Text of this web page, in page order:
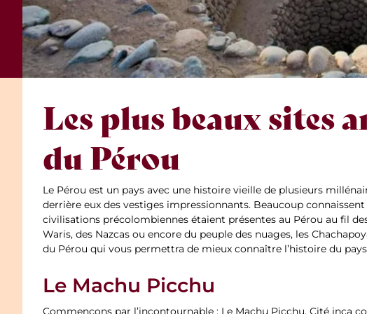
Les plus beaux sites
du Pérou
Le Pérou est un pays avec une histoire vieille de plusieurs
derrière eux des vestiges impressionnants. Beaucoup
civilisations précolombiennes étaient présentes au Pérou au fil des
Waris, des Nazcas ou encore du peuple des nuages, les
du Pérou qui vous permettra de mieux connaître l’histoire du
Le Machu Picchu